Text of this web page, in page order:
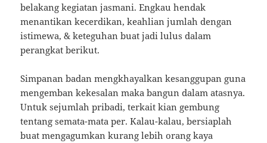
belakang kegiatan jasmani. Engkau hendak
menantikan kecerdikan, keahlian jumlah dengan
istimewa, & keteguhan buat jadi lulus dalam
perangkat berikut.
Simpanan badan mengkhayalkan kesanggupan guna
mengemban kekesalan maka bangun dalam atasnya.
Untuk sejumlah pribadi, terkait kian gembung
tentang semata-mata per. Kalau-kalau, bersiaplah
buat mengagumkan kurang lebih orang kaya